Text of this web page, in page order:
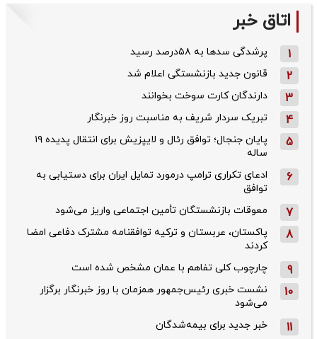
اتاق خبر
1 پرشدگی سدها به ۵۸درصد رسید
2 قانون جدید بازنشستگی اعلام شد
3 دارندگان کارت سوخت بخوانند
4 تبریک سردار شریف به مناسبت روز خبرنگار
5
پایان جنجال؛ توافق رئال و لایپزیش برای انتقال پدیده ۱۹
ساله
6
ادعای تکراری ترامپ درمورد تمایل ایران برای دستیابی به
توافق
7 معوقات بازنشستگان تأمین اجتماعی واریز می‌شود
8
پاکستان، عربستان و ترکیه توافقنامه مشترک دفاعی امضا
کردند
9 چارچوب کلی تفاهم با عمان مشخص شده است
10
نشست خبری رئیس‌جمهور همزمان با روز خبرنگار برگزار
می‌شود
11 خبر جدید برای بیمه‌شدگان